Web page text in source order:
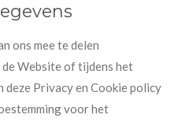
ons mee te delen
Website of tijdens het
deze Privacy en Cookie policy
voor het